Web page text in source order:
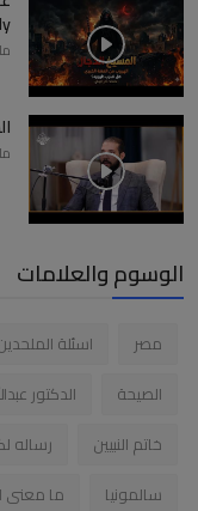
الوسوم والعلامات
مصر اسئلة
الصيحة
الدكتور
خاتم النبيين
رساله
سالمونيا
ما معنى